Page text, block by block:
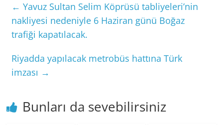
← Yavuz Sultan Selim Köprüsü tabliyeleri’nin
nakliyesi nedeniyle 6 Haziran günü Boğaz
trafiği kapatılacak.
Riyadda yapılacak metrobüs hattına Türk
imzası →
Bunları da sevebilirsiniz